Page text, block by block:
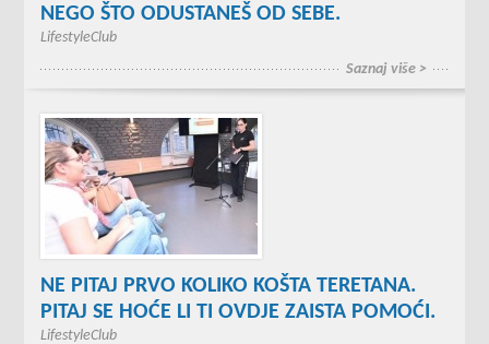
NEGO ŠTO ODUSTANEŠ OD SEBE.
LifestyleClub
Saznaj više >
NE PITAJ PRVO KOLIKO KOŠTA TERETANA.
PITAJ SE HOĆE LI TI OVDJE ZAISTA POMOĆI.
LifestyleClub